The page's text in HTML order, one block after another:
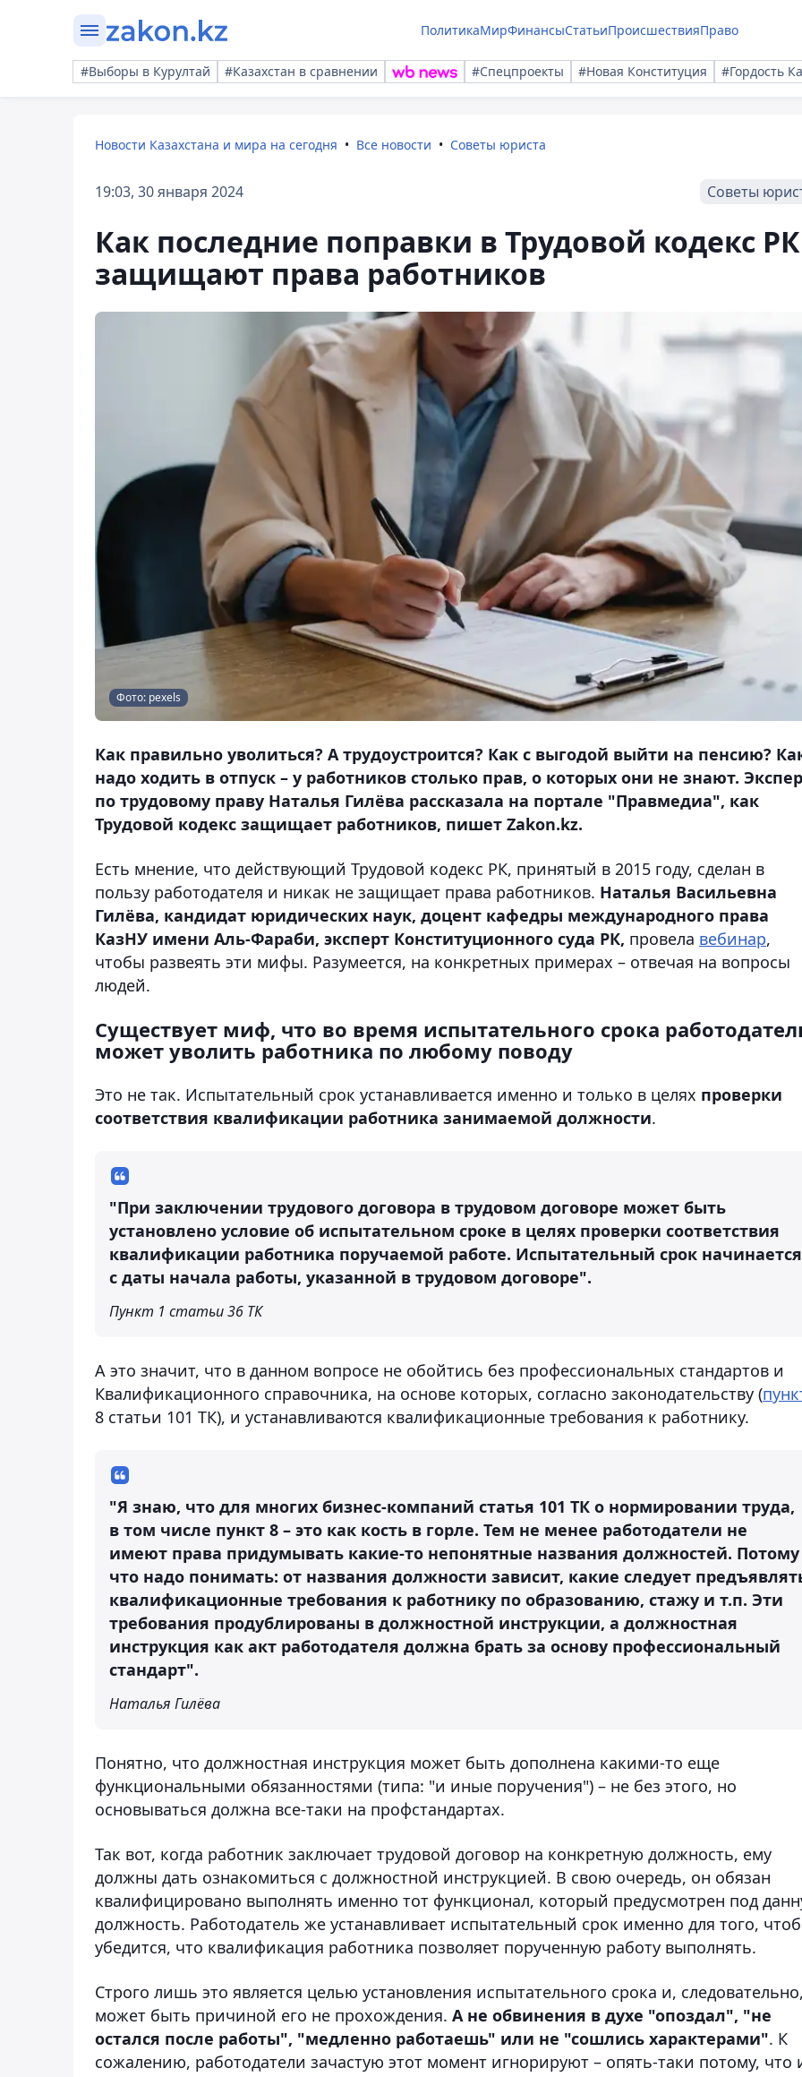
ПолитикаМирФинансыСтатьиПроисшествияПраво
#Выборы в Курултай #Казахстан в сравнении #Спецпроекты #Новая Конституция #Гордость
Новости Казахстана и мира на сегодня Все новости Советы юриста
19:03, 30 января 2024 Советы
Как последние поправки в Трудовой кодекс РК
защищают права работников
Фото: pexels
Как правильно уволиться? А трудоустроится? Как с выгодой выйти на пенсию?
надо ходить в отпуск – у работников столько прав, о которых они не знают.
по трудовому праву Наталья Гилёва рассказала на портале "Правмедиа", как
Трудовой кодекс защищает работников, пишет Zakon.kz.
Есть мнение, что действующий Трудовой кодекс РК, принятый в 2015 году, сделан в
пользу работодателя и никак не защищает права работников. Наталья Васильевна
Гилёва, кандидат юридических наук, доцент кафедры международного права
КазНУ имени Аль-Фараби, эксперт Конституционного суда РК, провела вебинар,
чтобы развеять эти мифы. Разумеется, на конкретных примерах – отвечая на вопросы
людей.
Существует миф, что во время испытательного срока
может уволить работника по любому поводу
Это не так. Испытательный срок устанавливается именно и только в целях проверки
соответствия квалификации работника занимаемой должности.
"При заключении трудового договора в трудовом договоре может быть
установлено условие об испытательном сроке в целях проверки соответствия
квалификации работника поручаемой работе. Испытательный срок начинается
с даты начала работы, указанной в трудовом договоре".
Пункт 1 статьи 36 ТК
А это значит, что в данном вопросе не обойтись без профессиональных стандартов и
Квалификационного справочника, на основе которых, согласно законодательству (
8 статьи 101 ТК), и устанавливаются квалификационные требования к работнику.
"Я знаю, что для многих бизнес-компаний статья 101 ТК о нормировании труда,
в том числе пункт 8 – это как кость в горле. Тем не менее работодатели не
имеют права придумывать какие-то непонятные названия должностей. Потому
что надо понимать: от названия должности зависит, какие следует
квалификационные требования к работнику по образованию, стажу и т.п. Эти
требования продублированы в должностной инструкции, а должностная
инструкция как акт работодателя должна брать за основу профессиональный
стандарт".
Наталья Гилёва
Понятно, что должностная инструкция может быть дополнена какими-то еще
функциональными обязанностями (типа: "и иные поручения") – не без этого, но
основываться должна все-таки на профстандартах.
Так вот, когда работник заключает трудовой договор на конкретную должность, ему
должны дать ознакомиться с должностной инструкцией. В свою очередь, он обязан
квалифицировано выполнять именно тот функционал, который предусмотрен под
должность. Работодатель же устанавливает испытательный срок именно для того,
убедится, что квалификация работника позволяет порученную работу выполнять.
Строго лишь это является целью установления испытательного срока и,
может быть причиной его не прохождения. А не обвинения в духе "опоздал", "не
остался после работы", "медленно работаешь" или не "сошлись характерами". К
сожалению, работодатели зачастую этот момент игнорируют – опять-таки потому, что